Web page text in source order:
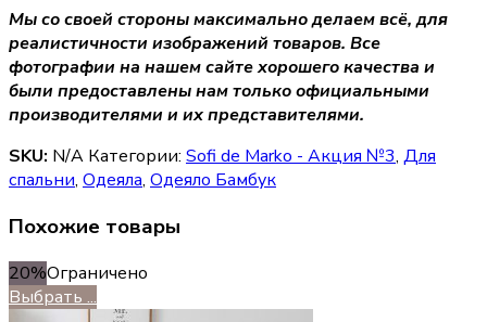
Мы со своей стороны максимально делаем всё, для
реалистичности изображений товаров. Все
фотографии на нашем сайте хорошего качества и
были предоставлены нам только официальными
производителями и их представителями.
SKU: N/A Категории: Sofi de Marko - Акция №3, Для
спальни, Одеяла, Одеяло Бамбук
Похожие товары
20%Ограничено
Выбрать ...